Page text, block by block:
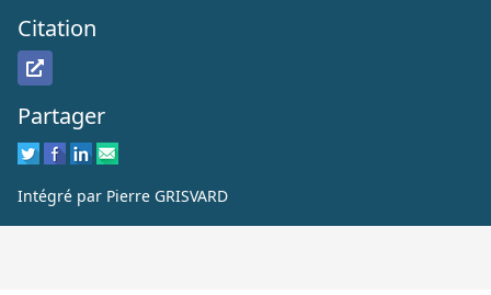
Citation
Partager
Intégré par Pierre GRISVARD